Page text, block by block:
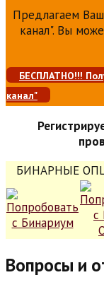
Предлагаем
канал". Вы
БЕСПЛАТНО!!!
канал"
БИНАРНЫЕ
Вопросы и